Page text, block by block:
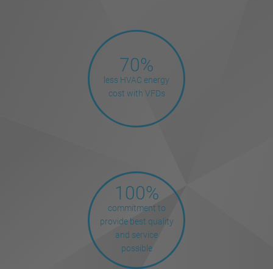
70%
less HVAC energy
cost with VFDs
100%
commitment to
provide best quality
and service
possible